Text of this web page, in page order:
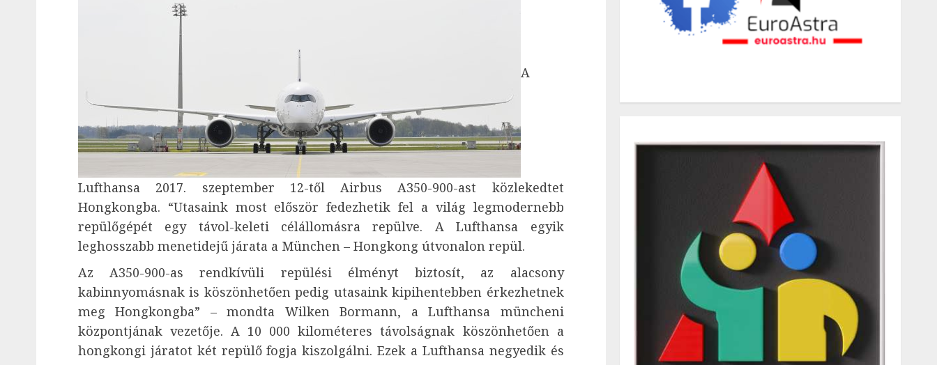
A
Lufthansa 2017. szeptember 12-től Airbus A350-900-ast közlekedtet
Hongkongba. “Utasaink most először fedezhetik fel a világ legmodernebb
repülőgépét egy távol-keleti célállomásra repülve. A Lufthansa egyik
leghosszabb menetidejű járata a München – Hongkong útvonalon repül.
Az A350-900-as rendkívüli repülési élményt biztosít, az alacsony
kabinnyomásnak is köszönhetően pedig utasaink kipihentebben érkezhetnek
meg Hongkongba” – mondta Wilken Bormann, a Lufthansa müncheni
központjának vezetője. A 10 000 kilométeres távolságnak köszönhetően a
hongkongi járatot két repülő fogja kiszolgálni. Ezek a Lufthansa negyedik és